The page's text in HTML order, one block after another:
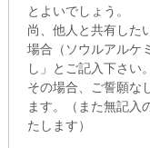
とよいでしょう。
尚、他人と共有した
場合（ソウルアルケ
し」とご記入下さい。
その場合、ご誓願な
ます。（また無記入
たします）